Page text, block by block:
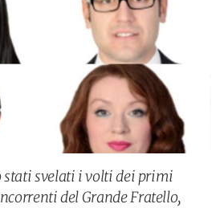
stati svelati i volti dei primi
del Grande Fratello,